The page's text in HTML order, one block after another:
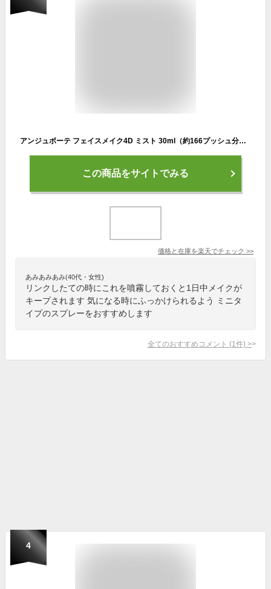
アンジュボーテ フェイスメイク4D ミスト 30ml（約166プッシュ分）保湿 引き締め 小顔 ハリ 潤い 乾燥 対策 予防 ケア スキンケア フェイシャルケア キープミスト フェイスミスト 美容専売 サロン専売
この商品をサイトでみる
価格と在庫を楽天でチェック >>
あみあみあみ(40代・女性)
リンクしたての時にこれを噴霧しておくと1日中メイクが
キープされます 気になる時にふっかけられるよう ミニタ
イプのスプレーをおすすめします
全てのおすすめコメント (1 件) >
4